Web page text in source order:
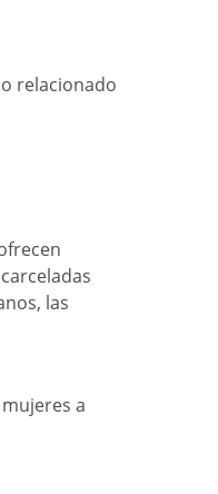
relacionado
las
a